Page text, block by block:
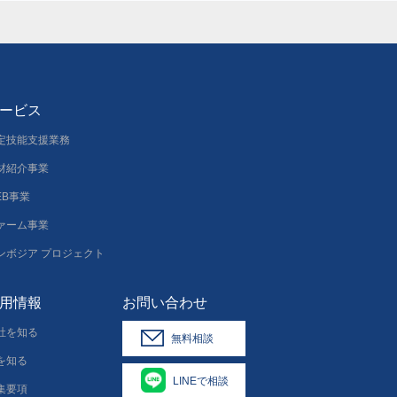
ビス
技能支援業務
紹介事業
事業
ーム事業
ボジア プロジェクト
情報
を知る
知る
要項
お問い合わせ
無料相談
LINEで相談